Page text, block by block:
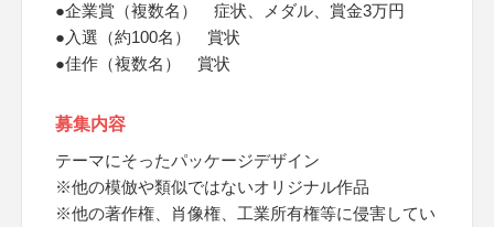
●企業賞（複数名） 症状、メダル、賞金3万円
●入選（約100名） 賞状
●佳作（複数名） 賞状
募集内容
テーマにそったパッケージデザイン
※他の模倣や類似ではないオリジナル作品
※他の著作権、肖像権、工業所有権等に侵害してい